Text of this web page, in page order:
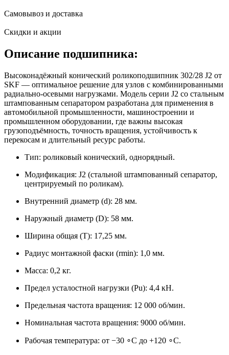
Самовывоз и доставка
Скидки и акции
Описание подшипника:
Высоконадёжный конический роликоподшипник 302/28 J2 от
SKF — оптимальное решение для узлов с комбинированными
радиально‑осевыми нагрузками. Модель серии J2 со стальным
штампованным сепаратором разработана для применения в
автомобильной промышленности, машиностроении и
промышленном оборудовании, где важны высокая
грузоподъёмность, точность вращения, устойчивость к
перекосам и длительный ресурс работы.
Тип: роликовый конический, однорядный.
Модификация: J2 (стальной штампованный сепаратор,
центрируемый по роликам).
Внутренний диаметр (d): 28 мм.
Наружный диаметр (D): 58 мм.
Ширина общая (T): 17,25 мм.
Радиус монтажной фаски (rmin​): 1,0 мм.
Масса: 0,2 кг.
Предел усталостной нагрузки (Pu​): 4,4 кН.
Предельная частота вращения: 12 000 об/мин.
Номинальная частота вращения: 9000 об/мин.
Рабочая температура: от −30 ∘C до +120 ∘C.